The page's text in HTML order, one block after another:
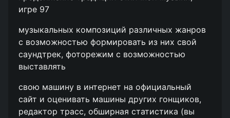
игре 97
музыкальных композиций различных жанров
с возможностью формировать из них свой
саундтрек, фоторежим с возможностью
выставлять
свою машину в интернет на официальный
сайт и оценивать машины других гонщиков,
редактор трасс, обширная статистика (вы